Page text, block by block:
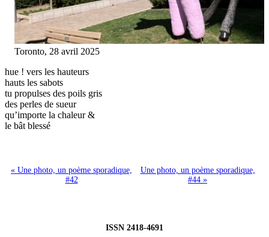
Toronto, 28 avril 2025
hue ! vers les hauteurs
hauts les sabots
tu propulses des poils gris
des perles de sueur
qu’importe la chaleur &
le bât blessé
« Une photo, un poème sporadique,
#42
Une photo, un poème sporadique,
#44 »
ISSN 2418-4691